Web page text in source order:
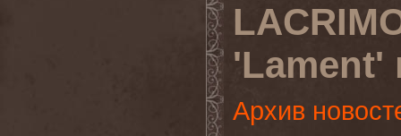
'Lament'
Архив